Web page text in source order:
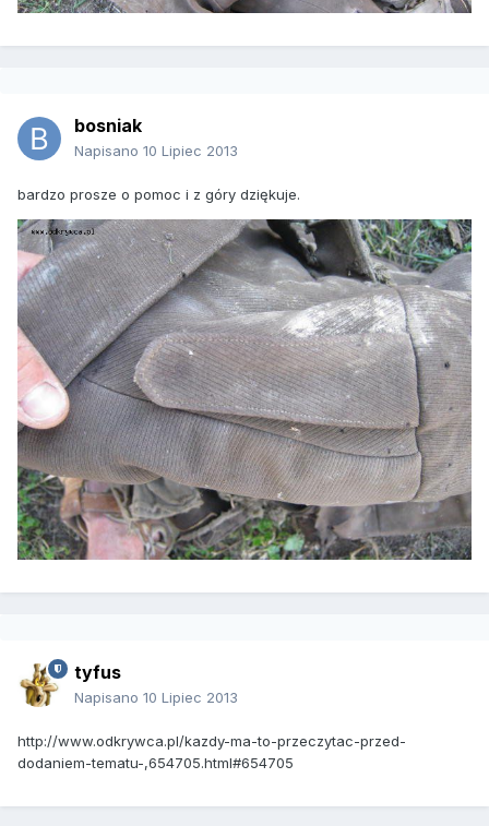
bosniak
Napisano 10 Lipiec 2013
bardzo prosze o pomoc i z góry dziękuje.
tyfus
Napisano 10 Lipiec 2013
http://www.odkrywca.pl/kazdy-ma-to-przeczytac-przed-
dodaniem-tematu-,654705.html#654705